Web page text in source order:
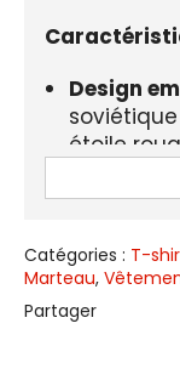
Design
étoile
Confort
Style
classique
Entretien
Catégories : T-
Marteau,
Partager